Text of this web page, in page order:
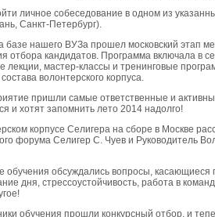
личное собеседование в одном из
Санкт-Петербург).
базе нашего ВУЗа прошел московский этап
отбора кандидатов. Программа включала в
лекции, мастер-классы и тренинговые
волонтерского корпуса.
пришли самые ответственные и
и хотят запомнить лето 2014 надолго!
корпусе Селигера на сборе в Москве
форума Селигер С. Чуев и Руководитель
обучения обсуждались вопросы,
дня, стрессоустойчивость, работа в
обучения прошли конкурсный отбор, и